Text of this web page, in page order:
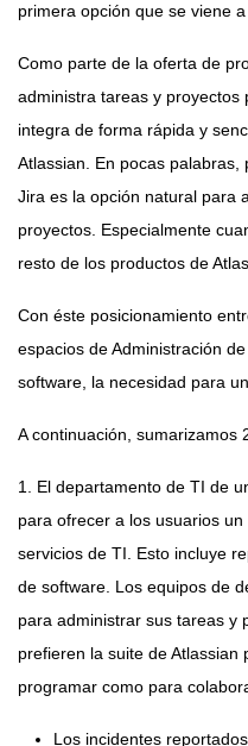
primera opción que se viene
Como parte de la oferta de
administra tareas y proyectos
integra de forma rápida y
Atlassian. En pocas
Jira es la opción natural para
proyectos. Especialmente
resto de los productos de
Con éste posicionamiento
espacios de Administración
software, la necesidad para
A continuación, sumarizamos
1. El departamento de TI de
para ofrecer a los usuarios
servicios de TI. Esto incluye
de software. Los equipos de
para administrar sus tareas y
prefieren la suite de
programar como para
Los incidentes